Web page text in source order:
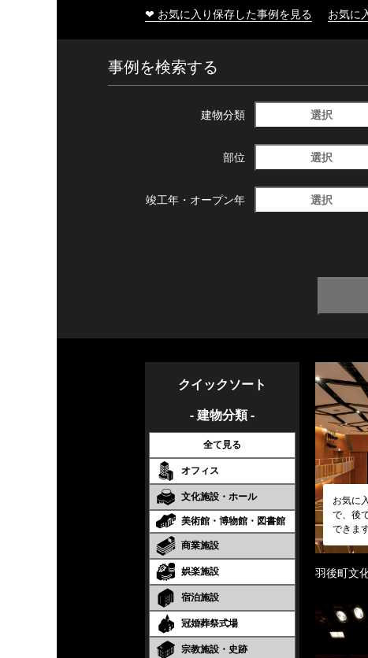
❤ お気に入り保存した事例を見る お気に
事例を検索する
建物分類 選択
部位 選択
竣工年・ オープン年 選択
クイックソート
- 建物分類 -
全て見る
オフィス
文化施設・ホール
美術館・博物館・図書館
商業施設
娯楽施設
宿泊施設
冠婚葬祭式場
宗教施設・史跡
お気に
で、後
できます
羽後町文